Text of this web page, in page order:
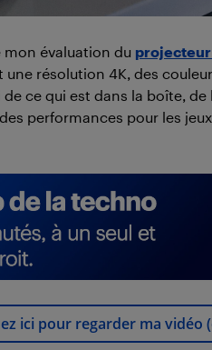
mon évaluation du projecteur
résolution 4K, des
de ce qui est dans la boîte,
performances pour les
ici pour regarder ma vidéo